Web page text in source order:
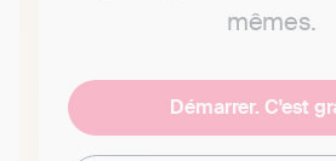
mêmes.
Démarrer. C'est